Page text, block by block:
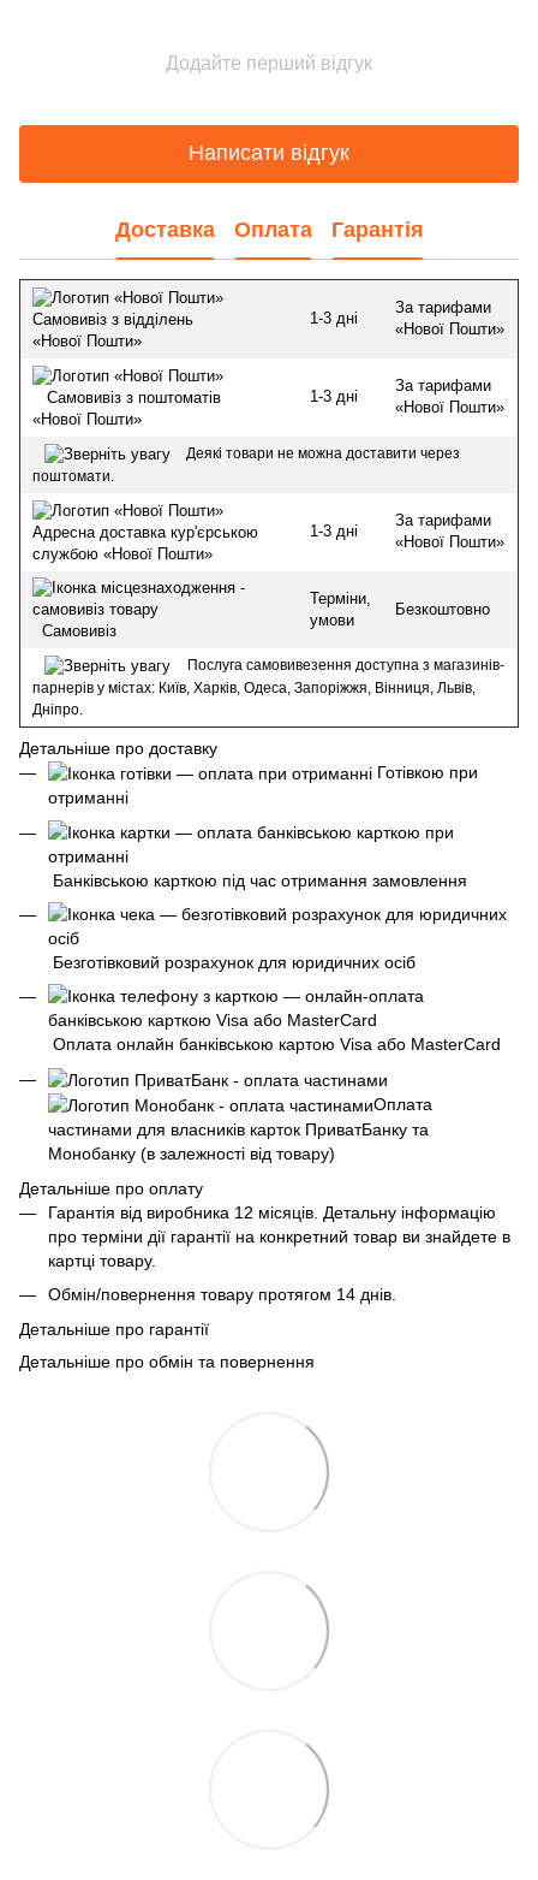
Додайте перший відгук
Написати відгук
Доставка Оплата Гарантія
Самовивіз з відділень
«Нової Пошти»
1-3 дні
За тарифами
«Нової Пошти»
Самовивіз з поштоматів
«Нової Пошти»
1-3 дні
За тарифами
«Нової Пошти»
Деякі товари не можна доставити через
поштомати.
Адресна доставка кур'єрською
службою «Нової Пошти»
1-3 дні
За тарифами
«Нової Пошти»
Самовивіз
Терміни,
умови
Безкоштовно
Послуга самовивезення доступна з магазинів-
парнерів у містах: Київ, Харків, Одеса, Запоріжжя, Вінниця, Львів,
Дніпро.
Детальніше про доставку
Готівкою при
отриманні
Банківською карткою під час отримання замовлення
Безготівковий розрахунок для юридичних осіб
Оплата онлайн банківською картою Visa або MasterCard
Оплата
частинами для власників карток ПриватБанку та
Монобанку (в залежності від товару)
Детальніше про оплату
Гарантія від виробника 12 місяців. Детальну інформацію
про терміни дії гарантії на конкретний товар ви знайдете в
картці товару.
Обмін/повернення товару протягом 14 днів.
Детальніше про гарантії
Детальніше про обмін та повернення